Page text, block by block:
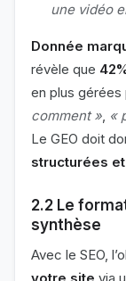
une vidéo
Donnée
révèle que
en plus
comment », «
Le GEO doit
structurées
2.2 Le
synthèse
Avec le SEO,